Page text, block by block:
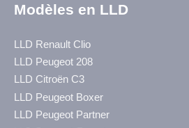
Modèles en LLD
LLD Renault Clio
LLD Peugeot 208
LLD Citroën C3
LLD Peugeot Boxer
LLD Peugeot Partner